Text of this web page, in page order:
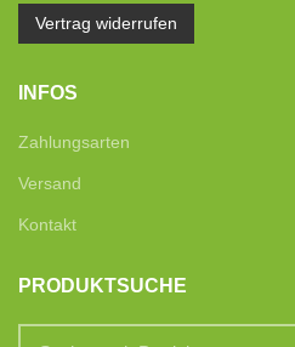
Vertrag widerrufen
INFOS
Zahlungsarten
Versand
Kontakt
PRODUKTSUCHE